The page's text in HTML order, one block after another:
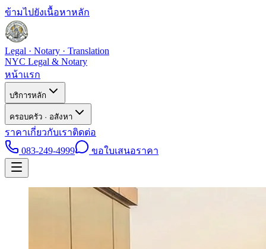
ข้ามไปยังเนื้อหาหลัก
Legal · Notary · Translation
NYC Legal & Notary
หน้าแรก
บริการหลัก
ครอบครัว · อสังหา
ราคาเกี่ยวกับเราติดต่อ
083-249-4999
ขอใบเสนอราคา